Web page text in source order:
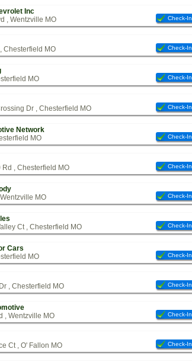
Inc
, Wentzville MO
Check-In
Chesterfield MO
Check-In
MO
Check-In
Dr , Chesterfield MO
Check-In
Network
MO
Check-In
, Chesterfield MO
Check-In
MO
Check-In
Ct , Chesterfield MO
Check-In
Cars
MO
Check-In
, Chesterfield MO
Check-In
, Wentzville MO
Check-In
Ct , O' Fallon MO
Check-In